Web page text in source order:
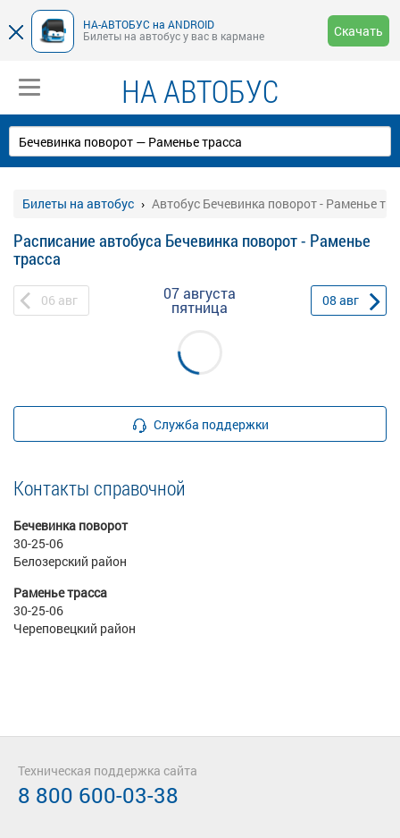
НА-АВТОБУС на ANDROID
Билеты на автобус у вас в кармане
Скачать
НА АВТОБУС
Билеты на автобус Автобус Бечевинка поворот - Раменье
Расписание автобуса Бечевинка поворот - Раменье
трасса
06 авг 07 августа
пятница 08 авг
Служба поддержки
Контакты справочной
Бечевинка поворот
30-25-06
Белозерский район
Раменье трасса
30-25-06
Череповецкий район
Техническая поддержка сайта
8 800 600-03-38